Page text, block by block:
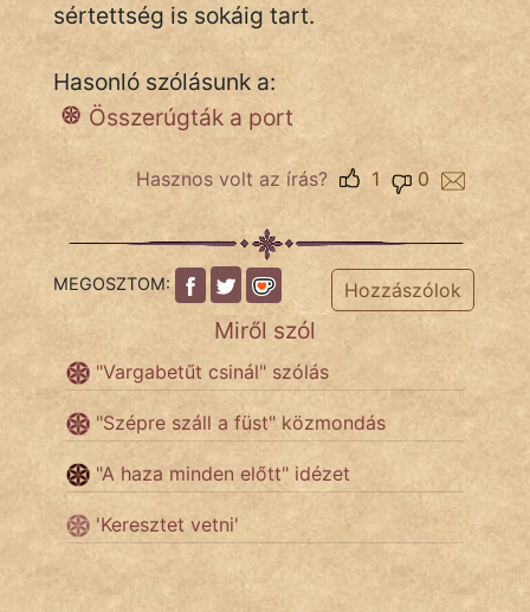
PSZICHO
FILM
ÉLETMÓD
És
TÖRTÉNELEM
cinege
fantom
Hunor
sértettség is sokáig tart.
Hasonló szólásunk a:
Összerúgták a port
Hasznos volt az írás? 0
1
MEGOSZTOM: Hozzászólok
Miről szól
"Vargabetűt csinál" szólás
"Szépre száll a füst" közmondás
"A haza minden előtt" idézet
'Keresztet vetni'